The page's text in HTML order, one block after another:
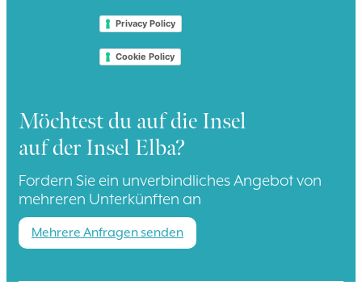
Privacy Policy
Cookie Policy
Möchtest du auf die Insel
auf der Insel Elba?
Fordern Sie ein unverbindliches Angebot von
mehreren Unterkünften an
Mehrere Anfragen senden